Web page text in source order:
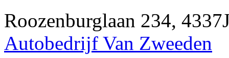
Roozenburglaan 234,
Autobedrijf Van Zweeden